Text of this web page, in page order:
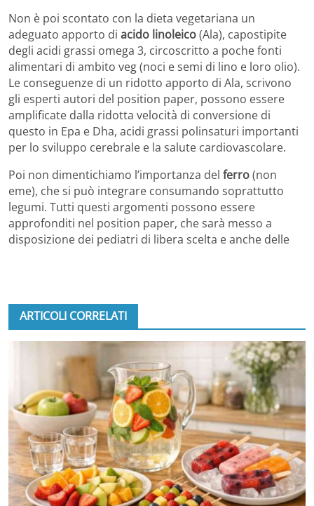
Non è poi scontato con la dieta vegetariana un
adeguato apporto di acido linoleico(Ala), capostipite
degli acidi grassi omega 3, circoscritto a poche fonti
alimentari di ambito veg (noci e semi di lino e loro olio).
Le conseguenze di un ridotto apporto di Ala, scrivono
gli esperti autori del position paper, possono essere
amplificate dalla ridotta velocità di conversione di
questo in Epa e Dha, acidi grassi polinsaturi importanti
per lo sviluppo cerebrale e la salute cardiovascolare.
Poi non dimentichiamo l’importanza del ferro(non
eme), che si può integrare consumando soprattutto
legumi. Tutti questi argomenti possono essere
approfonditi nel position paper, che sarà messo a
disposizione dei pediatri di libera scelta e anche delle
ARTICOLI CORRELATI